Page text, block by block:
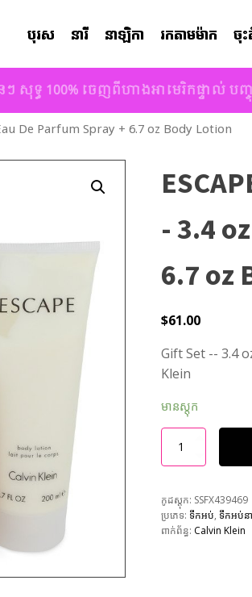
បុរស នារី នាឡិកា រកតាមម៉ាក ចុ
សុទ្ធ 100% ចេញពីហាងអាមេរិកផ្ទាល់ ប
De Parfum Spray + 6.7 oz Body Lotion
- 3.4
6.7 oz
$61.00
Gift Set -- 3.4
Klein
មានស្តុក
កូដស្តុក: SSFX439469
ប្រភេទ: ទឹកអប់, ទឹកអប់នា
ពាក់ព័ន្ធ: Calvin Klein